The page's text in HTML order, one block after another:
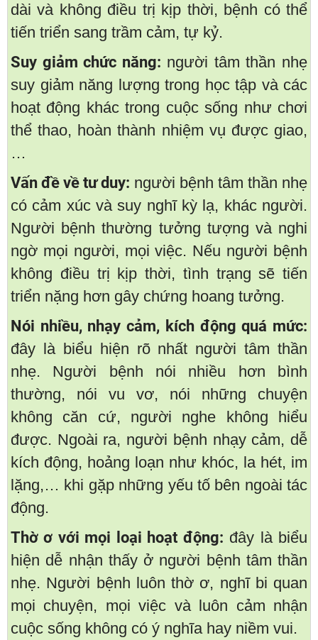
dài và không điều trị kịp thời, bệnh có thể
tiến triển sang trầm cảm, tự kỷ.
Suy giảm chức năng: người tâm thần nhẹ
suy giảm năng lượng trong học tập và các
hoạt động khác trong cuộc sống như chơi
thể thao, hoàn thành nhiệm vụ được giao,
…
Vấn đề về tư duy: người bệnh tâm thần nhẹ
có cảm xúc và suy nghĩ kỳ lạ, khác người.
Người bệnh thường tưởng tượng và nghi
ngờ mọi người, mọi việc. Nếu người bệnh
không điều trị kịp thời, tình trạng sẽ tiến
triển nặng hơn gây chứng hoang tưởng.
Nói nhiều, nhạy cảm, kích động quá mức:
đây là biểu hiện rõ nhất người tâm thần
nhẹ. Người bệnh nói nhiều hơn bình
thường, nói vu vơ, nói những chuyện
không căn cứ, người nghe không hiểu
được. Ngoài ra, người bệnh nhạy cảm, dễ
kích động, hoảng loạn như khóc, la hét, im
lặng,… khi gặp những yếu tố bên ngoài tác
động.
Thờ ơ với mọi loại hoạt động: đây là biểu
hiện dễ nhận thấy ở người bệnh tâm thần
nhẹ. Người bệnh luôn thờ ơ, nghĩ bi quan
mọi chuyện, mọi việc và luôn cảm nhận
cuộc sống không có ý nghĩa hay niềm vui.